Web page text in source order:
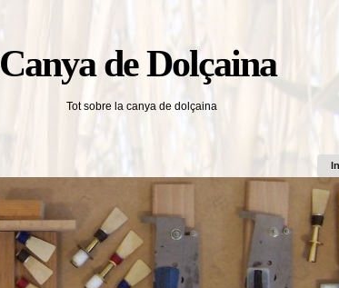
Canya de Dolçaina
Tot sobre la canya de dolçaina